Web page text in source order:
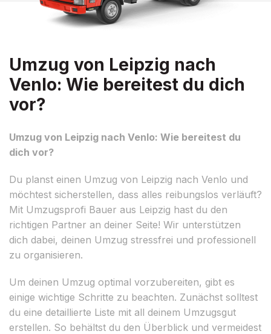
Umzug von Leipzig nach
Venlo: Wie bereitest du dich
vor?
Umzug von Leipzig nach Venlo: Wie bereitest du
dich vor?
Du planst einen Umzug von Leipzig nach Venlo und
möchtest sicherstellen, dass alles reibungslos verläuft?
Mit Umzugsprofi Bauer aus Leipzig hast du den
richtigen Partner an deiner Seite! Wir unterstützen
dich dabei, deinen Umzug stressfrei und professionell
zu organisieren.
Um deinen Umzug optimal vorzubereiten, gibt es
einige wichtige Schritte zu beachten. Zunächst solltest
du eine detaillierte Liste mit all deinem Umzugsgut
erstellen. So behältst du den Überblick und vermeidest